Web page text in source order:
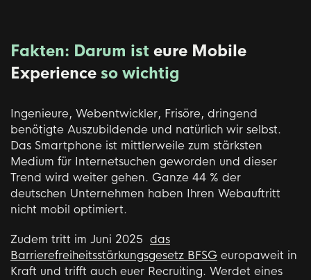
Fakten: Darum ist eure Mobile
Experience so wichtig
Ingenieure, Webentwickler, Frisöre, dringend
benötigte Auszubildende und natürlich wir selbst.
Das Smartphone ist mittlerweile zum stärksten
Medium für Internetsuchen geworden und dieser
Trend wird weiter gehen. Ganze 44 % der
deutschen Unternehmen haben Ihren Webauftritt
nicht mobil optimiert.
Zudem tritt im Juni 2025 das
Barrierefreiheitsstärkungsgesetz BFSG europaweit in
Kraft und trifft auch euer Recruiting. Werdet eines